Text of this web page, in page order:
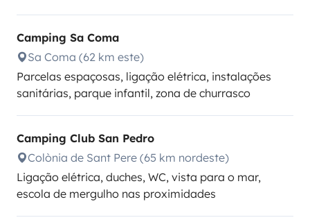
Camping Sa Coma
Sa Coma (62 km este)
Parcelas espaçosas, ligação elétrica, instalações
sanitárias, parque infantil, zona de churrasco
Camping Club San Pedro
Colònia de Sant Pere (65 km nordeste)
Ligação elétrica, duches, WC, vista para o mar,
escola de mergulho nas proximidades